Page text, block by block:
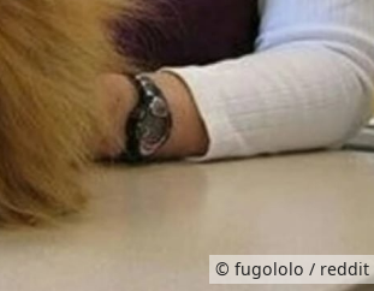
Voici 10 photos de chats et de
les emmènent chez le